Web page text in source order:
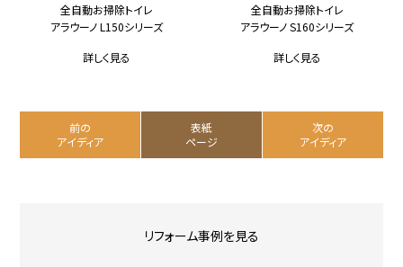
全自動お掃除トイレ
アラウーノ L150シリーズ
詳しく見る
全自動お掃除トイレ
アラウーノ S160シリーズ
詳しく見る
前の
アイディア
表紙
ページ
次の
アイディア
リフォーム事例を見る